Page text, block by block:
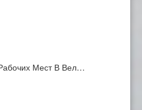
Мест В Вел…